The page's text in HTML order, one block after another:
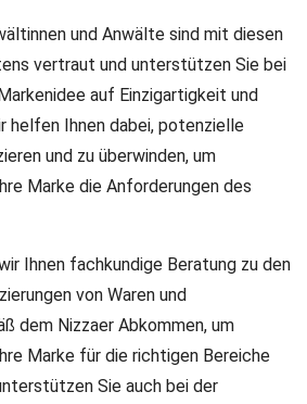
und Anwälte sind mit diesen
vertraut und unterstützen Sie bei
auf Einzigartigkeit und
helfen Ihnen dabei, potenzielle
und zu überwinden, um
Marke die Anforderungen des
Ihnen fachkundige Beratung zu den
von Waren und
dem Nizzaer Abkommen, um
Marke für die richtigen Bereiche
Sie auch bei der